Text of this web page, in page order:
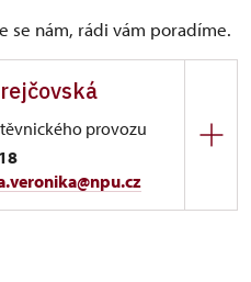
se nám, rádi vám poradíme.
provozu